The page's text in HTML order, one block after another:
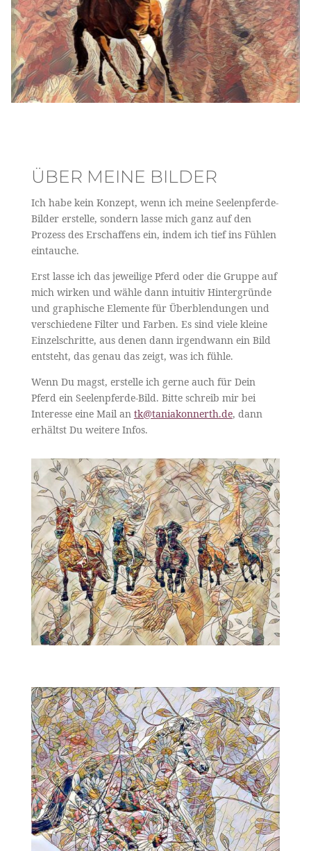
ÜBER MEINE BILDER
Ich habe kein Konzept, wenn ich meine Seelenpferde-
Bilder erstelle, sondern lasse mich ganz auf den
Prozess des Erschaffens ein, indem ich tief ins Fühlen
eintauche.
Erst lasse ich das jeweilige Pferd oder die Gruppe auf
mich wirken und wähle dann intuitiv Hintergründe
und graphische Elemente für Überblendungen und
verschiedene Filter und Farben. Es sind viele kleine
Einzelschritte, aus denen dann irgendwann ein Bild
entsteht, das genau das zeigt, was ich fühle.
Wenn Du magst, erstelle ich gerne auch für Dein
Pferd ein Seelenpferde-Bild. Bitte schreib mir bei
Interesse eine Mail an tk@taniakonnerth.de, dann
erhältst Du weitere Infos.